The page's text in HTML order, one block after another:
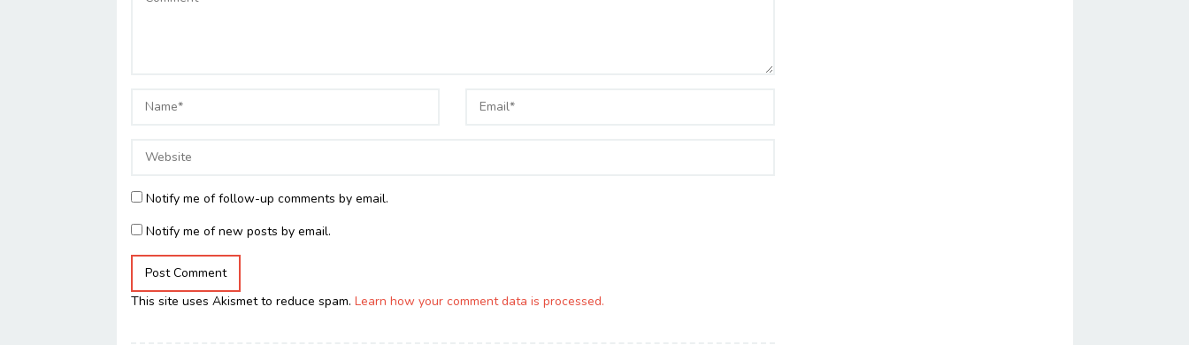
Notify me of follow-up comments by email.
Notify me of new posts by email.
This site uses Akismet to reduce spam. Learn how your comment data is processed.